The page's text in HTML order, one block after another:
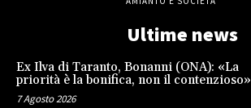
Ultime news
Ex Ilva di Taranto, Bonanni (ONA): «La
priorità è la bonifica, non il contenzioso»
7 Agosto 2026